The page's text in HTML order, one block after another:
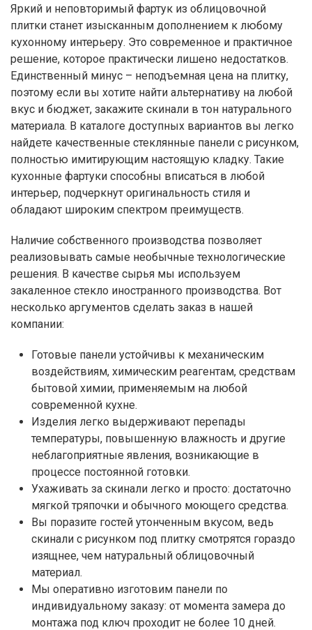
Яркий и неповторимый фартук из облицовочной
плитки станет изысканным дополнением к любому
кухонному интерьеру. Это современное и практичное
решение, которое практически лишено недостатков.
Единственный минус – неподъемная цена на плитку,
поэтому если вы хотите найти альтернативу на любой
вкус и бюджет, закажите скинали в тон натурального
материала. В каталоге доступных вариантов вы легко
найдете качественные стеклянные панели с рисунком,
полностью имитирующим настоящую кладку. Такие
кухонные фартуки способны вписаться в любой
интерьер, подчеркнут оригинальность стиля и
обладают широким спектром преимуществ.
Наличие собственного производства позволяет
реализовывать самые необычные технологические
решения. В качестве сырья мы используем
закаленное стекло иностранного производства. Вот
несколько аргументов сделать заказ в нашей
компании:
Готовые панели устойчивы к механическим
воздействиям, химическим реагентам, средствам
бытовой химии, применяемым на любой
современной кухне.
Изделия легко выдерживают перепады
температуры, повышенную влажность и другие
неблагоприятные явления, возникающие в
процессе постоянной готовки.
Ухаживать за скинали легко и просто: достаточно
мягкой тряпочки и обычного моющего средства.
Вы поразите гостей утонченным вкусом, ведь
скинали с рисунком под плитку смотрятся гораздо
изящнее, чем натуральный облицовочный
материал.
Мы оперативно изготовим панели по
индивидуальному заказу: от момента замера до
монтажа под ключ проходит не более 10 дней.